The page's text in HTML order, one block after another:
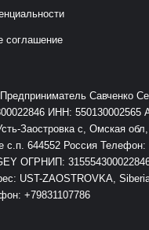
соглашение
Савченко
ИНН: 550130002565
Заостровка с, Омская
с.п. 644552 Россия Телефон:
ОГРНИП:
UST-ZAOSTROVKA,
+79831107786